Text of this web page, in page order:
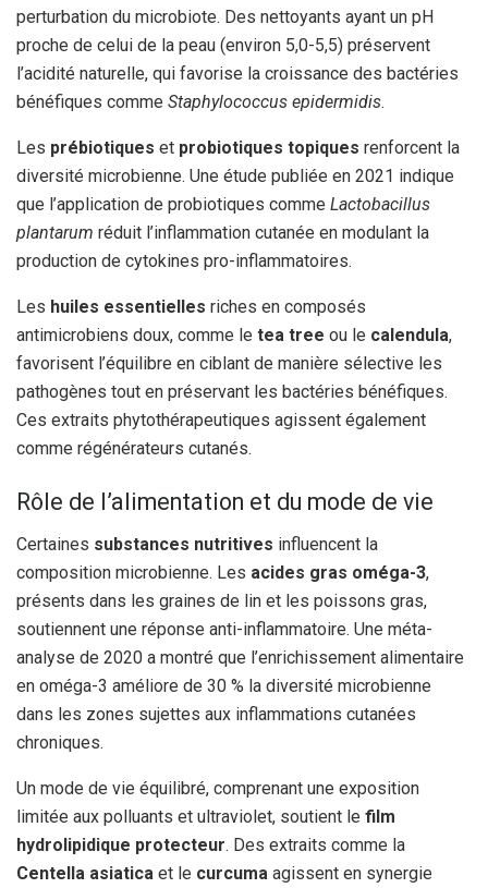
perturbation du microbiote. Des nettoyants ayant un pH
proche de celui de la peau (environ 5,0-5,5) préservent
l’acidité naturelle, qui favorise la croissance des bactéries
bénéfiques comme Staphylococcus epidermidis.
Les prébiotiques et probiotiques topiques renforcent la
diversité microbienne. Une étude publiée en 2021 indique
que l’application de probiotiques comme Lactobacillus
plantarum réduit l’inflammation cutanée en modulant la
production de cytokines pro-inflammatoires.
Les huiles essentielles riches en composés
antimicrobiens doux, comme le tea tree ou le calendula,
favorisent l’équilibre en ciblant de manière sélective les
pathogènes tout en préservant les bactéries bénéfiques.
Ces extraits phytothérapeutiques agissent également
comme régénérateurs cutanés.
Rôle de l’alimentation et du mode de vie
Certaines substances nutritives influencent la
composition microbienne. Les acides gras oméga-3,
présents dans les graines de lin et les poissons gras,
soutiennent une réponse anti-inflammatoire. Une méta-
analyse de 2020 a montré que l’enrichissement alimentaire
en oméga-3 améliore de 30 % la diversité microbienne
dans les zones sujettes aux inflammations cutanées
chroniques.
Un mode de vie équilibré, comprenant une exposition
limitée aux polluants et ultraviolet, soutient le film
hydrolipidique protecteur. Des extraits comme la
Centella asiatica et le curcuma agissent en synergie